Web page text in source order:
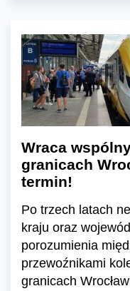
Wraca
granicach
termin!
Po trzech latach
kraju oraz
porozumienia
przewoźnikami
granicach